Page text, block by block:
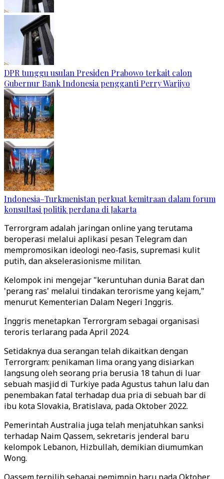
DPR tunggu usulan Presiden Prabowo terkait calon
Gubernur Bank Indonesia pengganti Perry Warjiyo
Indonesia–Turkmenistan perkuat kemitraan dalam forum
konsultasi politik perdana di Jakarta
Terrorgram adalah jaringan online yang terutama
beroperasi melalui aplikasi pesan Telegram dan
mempromosikan ideologi neo-fasis, supremasi kulit
putih, dan akselerasionisme militan.
Kelompok ini mengejar "keruntuhan dunia Barat dan
'perang ras' melalui tindakan terorisme yang kejam,"
menurut Kementerian Dalam Negeri Inggris.
Inggris menetapkan Terrorgram sebagai organisasi
teroris terlarang pada April 2024.
Setidaknya dua serangan telah dikaitkan dengan
Terrorgram: penikaman lima orang yang disiarkan
langsung oleh seorang pria berusia 18 tahun di luar
sebuah masjid di Turkiye pada Agustus tahun lalu dan
penembakan fatal terhadap dua pria di sebuah bar di
ibu kota Slovakia, Bratislava, pada Oktober 2022.
Pemerintah Australia juga telah menjatuhkan sanksi
terhadap Naim Qassem, sekretaris jenderal baru
kelompok Lebanon, Hizbullah, demikian diumumkan
Wong.